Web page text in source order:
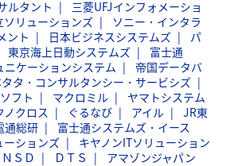
ルタント
三菱UFJインフォメーショ
ソリューションズ
ソニー・インタラ
ント
日本ビジネスシステムズ
パ
東京海上日動システムズ
富士通
ニケーションシステム
帝国データバ
タタ・コンサルタンシー・サービシズ
フト マクロミル
ヤマトシステム
ノクロス ぐるなび アイル
JR東
通総研
富士通システムズ・イース
ーションズ
キヤノンITソリューション
ＮＳＤ ＤＴＳ アマゾンジャパン